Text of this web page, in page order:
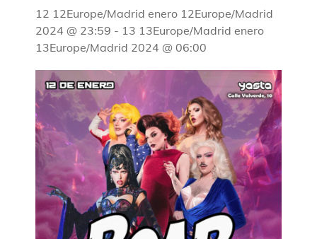
12 12Europe/Madrid enero 12Europe/Madrid
2024 @ 23:59 - 13 13Europe/Madrid enero
13Europe/Madrid 2024 @ 06:00